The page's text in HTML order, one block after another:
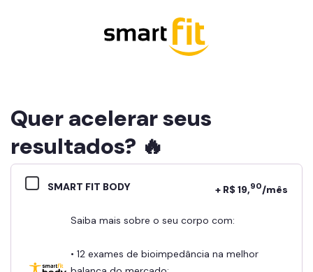
Quer acelerar seus
resultados? 🔥
SMART FIT BODY + R$ 19,90/mês
Saiba mais sobre o seu corpo com:
• 12 exames de bioimpedância na melhor